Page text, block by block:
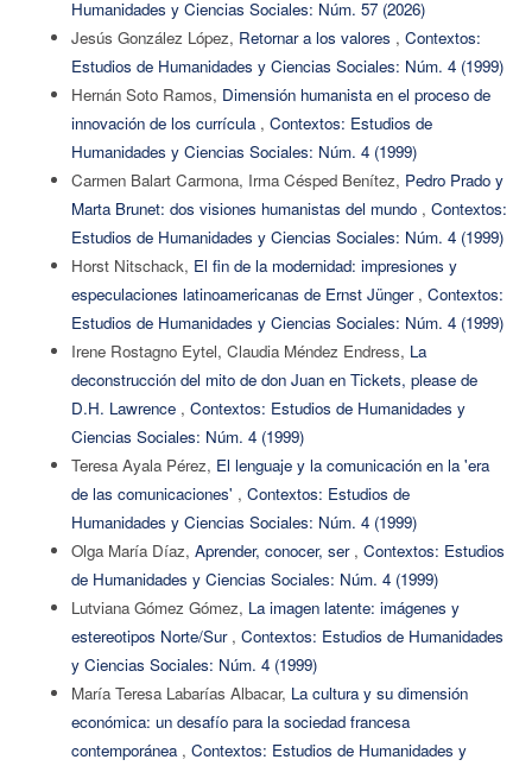
Humanidades y Ciencias Sociales: Núm. 57 (2026)
Jesús González López, Retornar a los valores , Contextos:
Estudios de Humanidades y Ciencias Sociales: Núm. 4 (1999)
Hernán Soto Ramos, Dimensión humanista en el proceso de
innovación de los currícula , Contextos: Estudios de
Humanidades y Ciencias Sociales: Núm. 4 (1999)
Carmen Balart Carmona, Irma Césped Benítez, Pedro Prado y
Marta Brunet: dos visiones humanistas del mundo , Contextos:
Estudios de Humanidades y Ciencias Sociales: Núm. 4 (1999)
Horst Nitschack, El fin de la modernidad: impresiones y
especulaciones latinoamericanas de Ernst Jünger , Contextos:
Estudios de Humanidades y Ciencias Sociales: Núm. 4 (1999)
Irene Rostagno Eytel, Claudia Méndez Endress, La
deconstrucción del mito de don Juan en Tickets, please de
D.H. Lawrence , Contextos: Estudios de Humanidades y
Ciencias Sociales: Núm. 4 (1999)
Teresa Ayala Pérez, El lenguaje y la comunicación en la 'era
de las comunicaciones' , Contextos: Estudios de
Humanidades y Ciencias Sociales: Núm. 4 (1999)
Olga María Díaz, Aprender, conocer, ser , Contextos: Estudios
de Humanidades y Ciencias Sociales: Núm. 4 (1999)
Lutviana Gómez Gómez, La imagen latente: imágenes y
estereotipos Norte/Sur , Contextos: Estudios de Humanidades
y Ciencias Sociales: Núm. 4 (1999)
María Teresa Labarías Albacar, La cultura y su dimensión
económica: un desafío para la sociedad francesa
contemporánea , Contextos: Estudios de Humanidades y